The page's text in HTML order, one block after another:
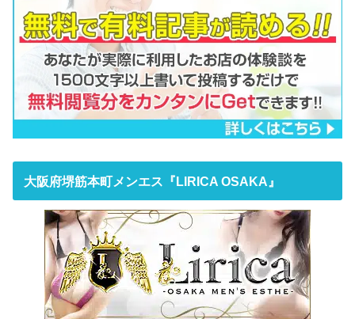
大阪府堺筋本町メンエス『LIRICA OSAKA』